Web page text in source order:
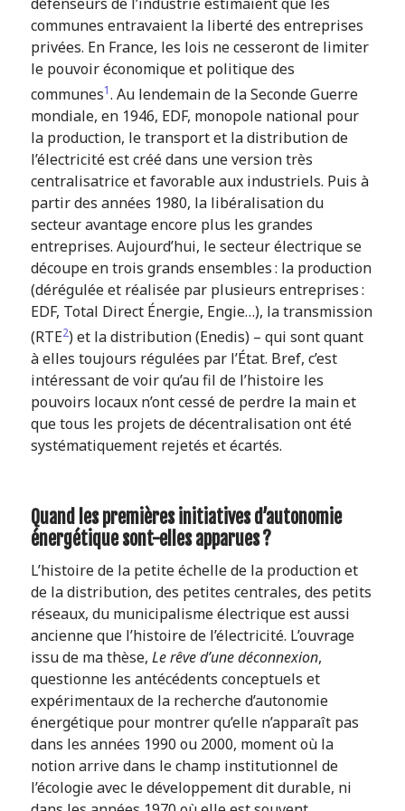
communes entravaient la liberté des entreprises
privées. En France, les lois ne cesseront de limiter
le pouvoir économique et politique des
communes1. Au lendemain de la Seconde Guerre
mondiale, en 1946, EDF, monopole national pour
la production, le transport et la distribution de
l’électricité est créé dans une version très
centralisatrice et favorable aux industriels. Puis à
partir des années 1980, la libéralisation du
secteur avantage encore plus les grandes
entreprises. Aujourd’hui, le secteur électrique se
découpe en trois grands ensembles : la production
(dérégulée et réalisée par plusieurs entreprises :
EDF, Total Direct Énergie, Engie…), la transmission
(RTE2) et la distribution (Enedis) – qui sont quant
à elles toujours régulées par l’État. Bref, c’est
intéressant de voir qu’au fil de l’histoire les
pouvoirs locaux n’ont cessé de perdre la main et
que tous les projets de décentralisation ont été
systématiquement rejetés et écartés.
Quand les premières initiatives d’autonomie
énergétique sont-elles apparues ?
L’histoire de la petite échelle de la production et
de la distribution, des petites centrales, des petits
réseaux, du municipalisme électrique est aussi
ancienne que l’histoire de l’électricité. L’ouvrage
issu de ma thèse, Le rêve d’une déconnexion,
questionne les antécédents conceptuels et
expérimentaux de la recherche d’autonomie
énergétique pour montrer qu’elle n’apparaît pas
dans les années 1990 ou 2000, moment où la
notion arrive dans le champ institutionnel de
l’écologie avec le développement dit durable, ni